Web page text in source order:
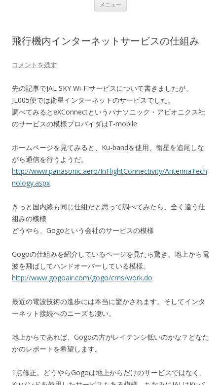
メニュー
へ
ス
飛行機内インターネットサービスの仕組み
コメントを残す
先の記事でJAL SKY Wi-Fiサービスについて書きましたが、
JL005便では衛星インターネットのサービスでした。
調べてみるとeXConnectというパナソニック・アビオニクス社
のサービスの模様プロバイダはT-mobile
ホームページを見てみると、Ku-bandを使用、衛星を追尾しな
がら通信を行うようだ。
http://www.panasonic.aero/InFlightConnectivity/AntennaTech
nology.aspx
きっと国内線も同じ仕組だと思って調べてみたら、全く違う仕
組みの模様
どうやら、Gogoという会社のサービスの模様
Gogoの仕組みを紹介しているページを見たら驚き、地上から電
波を飛ばしてハンドオーバーしている模様。
http://www.gogoair.com/gogo/cms/work.do
最近の電波技術の進歩には本当に驚かされます。そしてインタ
ーネット接続へのニーズも凄い。
地上からであれば、Gogoの方がレイテンシ低いのかな？どなた
かのレポートを希望します。
1点修正。どうやらGogoは地上からだけのサービスではなく、